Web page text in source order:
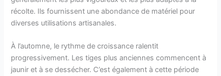
récolte. Ils fournissent une abondance de matériel pour
diverses utilisations artisanales.
À l’automne, le rythme de croissance ralentit
progressivement. Les tiges plus anciennes commencent à
jaunir et à se dessécher. C’est également à cette période